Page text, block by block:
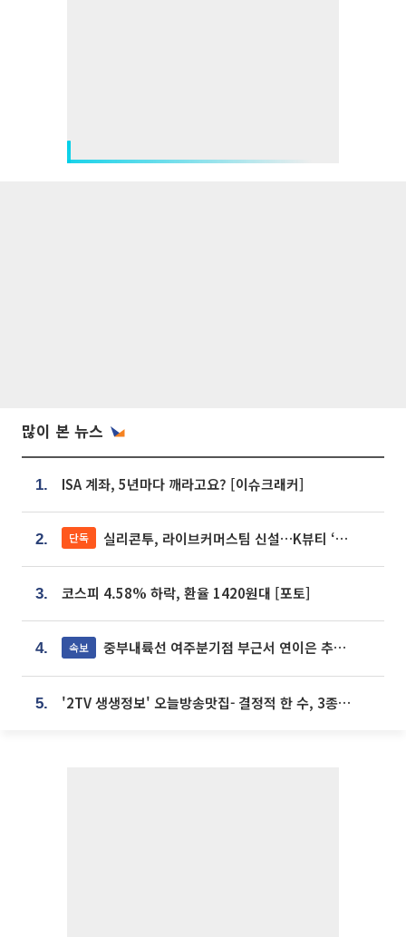
많이 본 뉴스
1. ISA 계좌, 5년마다 깨라고요? [이슈크래커]
2. 단독 실리콘투, 라이브커머스팀 신설…K뷰티 ‘글로벌 판매망’ 확대[K뷰티 라방戰]
3. 코스피 4.58% 하락, 환율 1420원대 [포토]
4. 속보 중부내륙선 여주분기점 부근서 연이은 추돌사고 발생
5. '2TV 생생정보' 오늘방송맛집- 결정적 한 수, 3종 메밀면! 메밀 소바 맛집 '의○○○○'